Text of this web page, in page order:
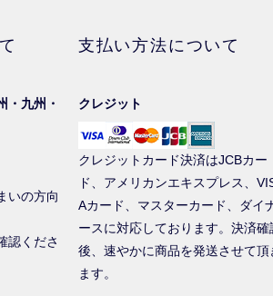
・九州・
いの方向
認くださ
支払い方法について
クレジット
クレジットカード決済はJCBカー
ド、アメリカンエキスプレス、
Aカード、マスターカード、ダイ
ースに対応しております。決済確
後、速やかに商品を発送させて頂
ます。